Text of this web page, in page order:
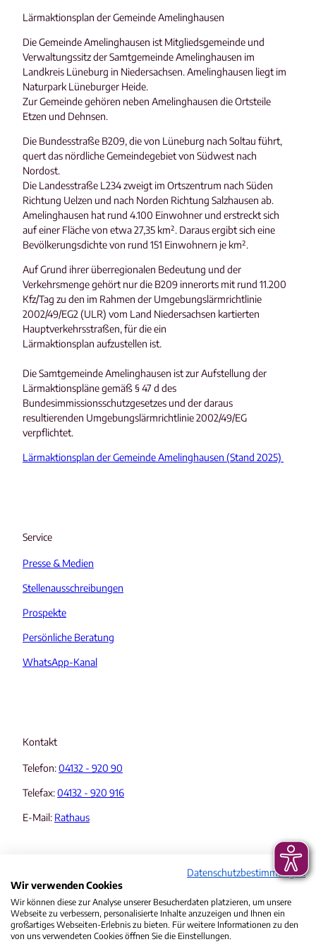
Lärmaktionsplan der Gemeinde Amelinghausen
Die Gemeinde Amelinghausen ist Mitgliedsgemeinde und
Verwaltungssitz der Samtgemeinde Amelinghausen im
Landkreis Lüneburg in Niedersachsen. Amelinghausen liegt im
Naturpark Lüneburger Heide.
Zur Gemeinde gehören neben Amelinghausen die Ortsteile
Etzen und Dehnsen.
Die Bundesstraße B209, die von Lüneburg nach Soltau führt,
quert das nördliche Gemeindegebiet von Südwest nach
Nordost.
Die Landesstraße L234 zweigt im Ortszentrum nach Süden
Richtung Uelzen und nach Norden Richtung Salzhausen ab.
Amelinghausen hat rund 4.100 Einwohner und erstreckt sich
auf einer Fläche von etwa 27,35 km². Daraus ergibt sich eine
Bevölkerungsdichte von rund 151 Einwohnern je km².
Auf Grund ihrer überregionalen Bedeutung und der
Verkehrsmenge gehört nur die B209 innerorts mit rund 11.200
Kfz/Tag zu den im Rahmen der Umgebungslärmrichtlinie
2002/49/EG2 (ULR) vom Land Niedersachsen kartierten
Hauptverkehrsstraßen, für die ein
Lärmaktionsplan aufzustellen ist.
Die Samtgemeinde Amelinghausen ist zur Aufstellung der
Lärmaktionspläne gemäß § 47 d des
Bundesimmissionsschutzgesetzes und der daraus
resultierenden Umgebungslärmrichtlinie 2002/49/EG
verpflichtet.
Lärmaktionsplan der Gemeinde Amelinghausen (Stand 2025)
Service
Presse & Medien
Stellenausschreibungen
Prospekte
Persönliche Beratung
WhatsApp-Kanal
Kontakt
Telefon:04132 - 920 90
Telefax:04132 - 920 916
E-Mail: Rathaus
Informationen & Rechtliches
Datenschutzbestimmungen
Wir verwenden Cookies
Wir können diese zur Analyse unserer Besucherdaten platzieren, um unsere
Webseite zu verbessern, personalisierte Inhalte anzuzeigen und Ihnen ein
großartiges Webseiten-Erlebnis zu bieten. Für weitere Informationen zu den
von uns verwendeten Cookies öffnen Sie die Einstellungen.